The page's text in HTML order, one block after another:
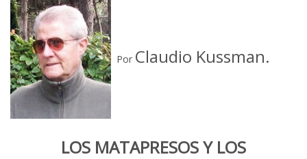
Por Claudio Kussman.
LOS MATAPRESOS Y LOS